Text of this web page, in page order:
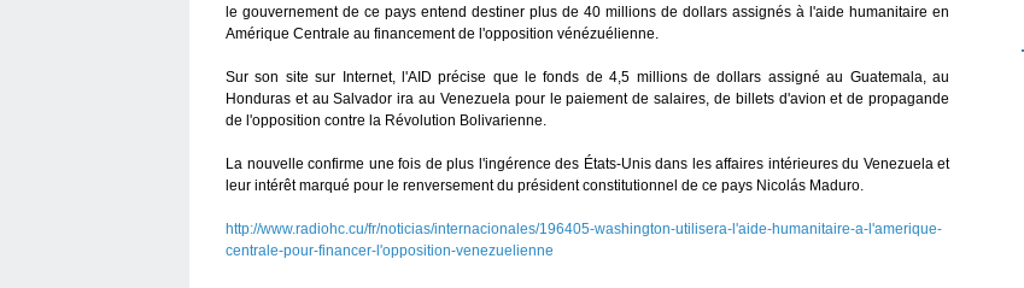
le gouvernement de ce pays entend destiner plus de 40 millions de dollars assignés à l'aide humanitaire en
Amérique Centrale au financement de l'opposition vénézuélienne.
Sur son site sur Internet, l'AID précise que le fonds de 4,5 millions de dollars assigné au Guatemala, au
Honduras et au Salvador ira au Venezuela pour le paiement de salaires, de billets d'avion et de propagande
de l'opposition contre la Révolution Bolivarienne.
La nouvelle confirme une fois de plus l'ingérence des États-Unis dans les affaires intérieures du Venezuela et
leur intérêt marqué pour le renversement du président constitutionnel de ce pays Nicolás Maduro.
http://www.radiohc.cu/fr/noticias/internacionales/196405-washington-utilisera-l'aide-humanitaire-a-l'amerique-
centrale-pour-financer-l'opposition-venezuelienne